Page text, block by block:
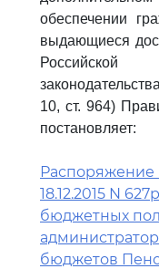
обеспечении
выдающиеся
10, ст. 964)
постановляет:
18.12.2015 N
бюджетных
бюджетов